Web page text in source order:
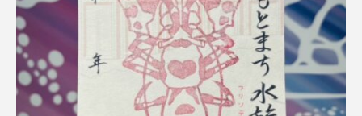
クジラ クニマス クマノミ
クモギンポ クラゲ クルマエビ
クロスジギンポ クロソイ クロダイ